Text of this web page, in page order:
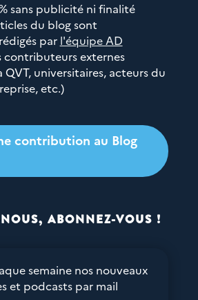
sans publicité ni finalité
du blog sont
par l'équipe AD
externes
universitaires, acteurs du
etc.)
contribution au Blog
ABONNEZ-VOUS !
semaine nos nouveaux
et podcasts par mail